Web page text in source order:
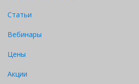
Статьи
Вебинары
Цены
Акции